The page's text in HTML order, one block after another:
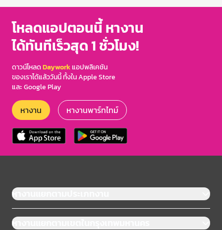
โหลดแอปตอนนี้ หางาน
ได้ทันทีเร็วสุด 1 ชั่วโมง!
ดาวน์โหลดDayworkแอปพลิเคชัน
ของเราได้แล้ววันนี้ ทั้งใน Apple Store
และ Google Play
หางาน หางานพาร์ทไทม์
หางานแยกตามประเภทงาน
หางานแยกตามเขตในกรุงเทพมหานคร